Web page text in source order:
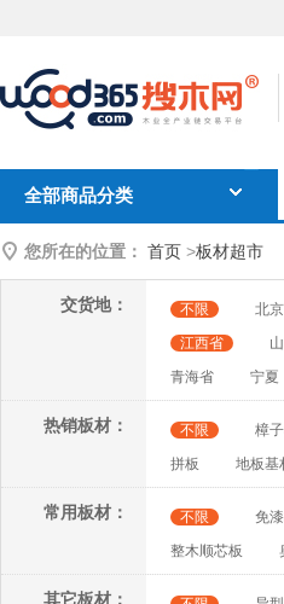
全部商品分类
您所在的位置： 首页 >板材超市
交货地： 不限 北
江西省
青海省
宁夏
热销板材： 不限 樟
拼板
地板基
常用板材： 不限 免
整木顺芯板
其它板材：